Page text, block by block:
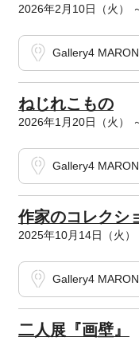
2026年2月10日（火）
Gallery4
ねじれこもの
2026年1月20日（火）
Gallery4
作家のコレクシ
2025年10月14日（火）
Gallery4
二人展『画壁』